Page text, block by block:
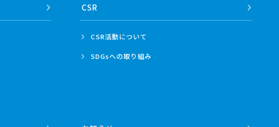
CSR
CSR活動について
SDGsへの取り組み